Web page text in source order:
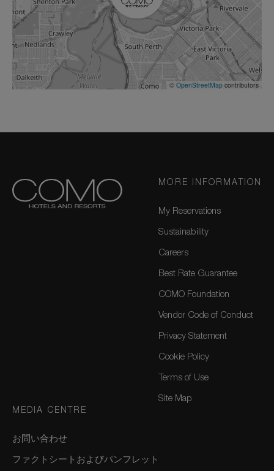
© OpenStreetMap contributors
MORE INFORMATION
My Reservations
Sustainability
Careers
Best Rate Guarantee
COMO Foundation
Vendor Code of Conduct
Privacy Statement
Cookie Policy
Terms of Use
Site Map
MEDIA CENTRE
お問い合わせ
ファクトシートおよびパンフレット